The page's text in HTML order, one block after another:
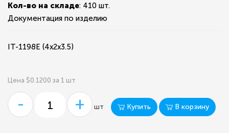
Кол-во на складе: 410 шт.
Документация по изделию
IT-1198E (4x2x3.5)
Цена $0.1200 за 1 шт
- + шт Купить В корзину